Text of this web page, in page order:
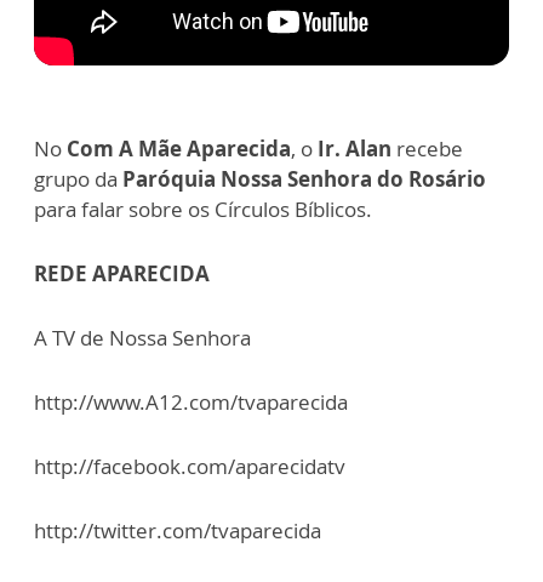
No Com A Mãe Aparecida, o Ir. Alan recebe
grupo da Paróquia Nossa Senhora do Rosário
para falar sobre os Círculos Bíblicos.
REDE APARECIDA
A TV de Nossa Senhora
http://www.A12.com/tvaparecida
http://facebook.com/aparecidatv
http://twitter.com/tvaparecida